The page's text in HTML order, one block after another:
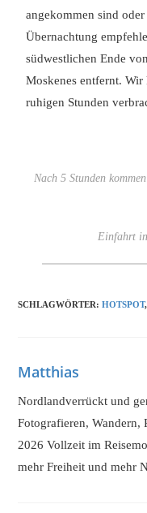
angekommen sind
Übernachtung
südwestlichen Ende
Moskenes entfernt. Wir
ruhigen Stunden
Nach 5 Stunden
Einfahrt
SCHLAGWÖRTER:HOTSPOT,
Matthias
Nordlandverrückt und
Fotografieren,
2026 Vollzeit im
mehr Freiheit und mehr